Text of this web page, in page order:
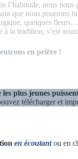
l’habitude, nous nous
que nous pourrons
quelques
la tradition, s’est
en prière !
plus jeunes
télécharger et
en écoutantou en